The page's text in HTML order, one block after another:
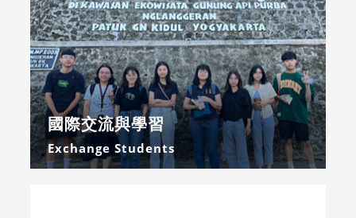
國際交流與學習
Exchange Students